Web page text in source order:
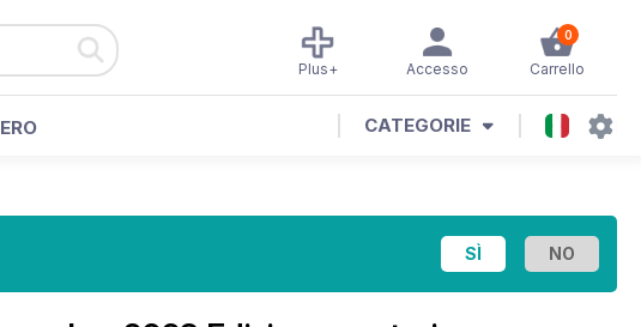
0
Carrello
Accesso
Plus+
CATEGORIE